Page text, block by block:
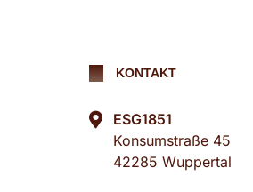
KONTAKT
ESG1851
Konsumstraße 45
42285 Wuppertal